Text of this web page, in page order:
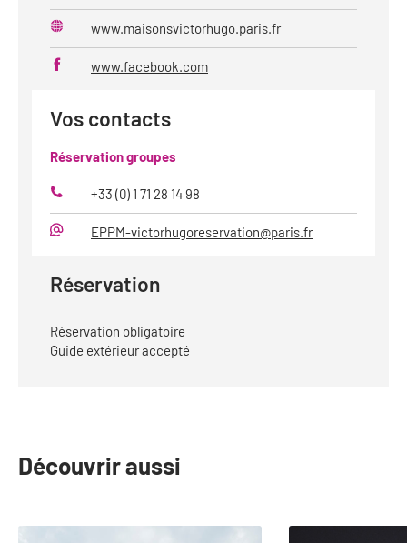
Téléphone
Site
web
www.maisonsvictorhugo.paris.fr
www.facebook.com
Vos contacts
Réservation groupes
Téléphone
+33 (0) 1 71 28 14 98
EPPM-victorhugoreservation@paris.fr
Réservation
Réservation obligatoire
Guide extérieur accepté
Découvrir aussi